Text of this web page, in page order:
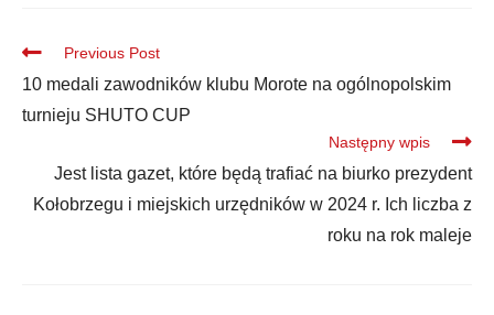
Previous Post
10 medali zawodników klubu Morote na ogólnopolskim
turnieju SHUTO CUP
Następny wpis
Jest lista gazet, które będą trafiać na biurko prezydent
Kołobrzegu i miejskich urzędników w 2024 r. Ich liczba z
roku na rok maleje